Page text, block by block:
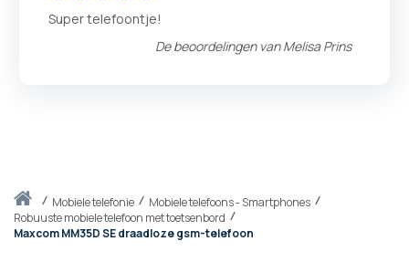
Thuismobiele telefonie
Mobiele telefoons - Smartphones
Robuuste mobiele telefoon met toetsenbord
Maxcom MM35D SE draadloze gsm-telefoon
Super telefoontje!
De beoordelingen vanMelisa Prins